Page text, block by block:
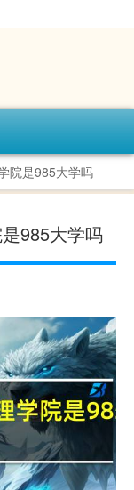
院是985大学吗
985大学吗